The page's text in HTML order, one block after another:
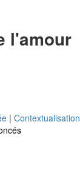
l'amour
| Contextualisation